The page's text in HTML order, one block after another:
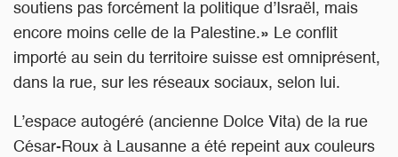
soutiens pas forcément la politique d’Israël, mais
encore moins celle de la Palestine.» Le conflit
importé au sein du territoire suisse est omniprésent,
dans la rue, sur les réseaux sociaux, selon lui.
L’espace autogéré (ancienne Dolce Vita) de la rue
César-Roux à Lausanne a été repeint aux couleurs